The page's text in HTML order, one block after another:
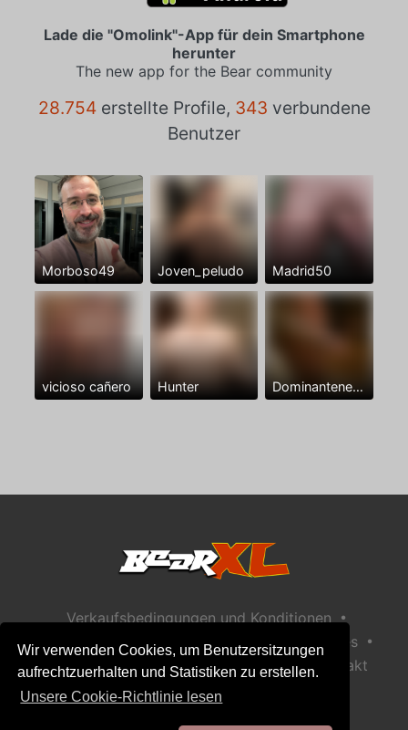
Wir verwenden Cookies, um Benutzersitzungen
aufrechtzuerhalten und Statistiken zu erstellen.
Unsere Cookie-Richtlinie lesen
Lade die "Omolink"-App für dein Smartphone
herunter
The new app for the Bear community
28.754erstellte Profile, 343 verbundene
Benutzer
Morboso49 Joven_peludo Madrid50
vicioso cañero Hunter Dominantenegro ya
Verkaufsbedingungen und Konditionen •
Datenschutzerklärung Richtlinie zu Cookies •
Richtlinie zur Kindersicherheit Hilfe / Kontakt